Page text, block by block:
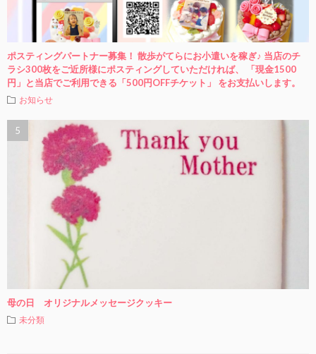
ポスティングパートナー募集！ 散歩がてらにお小遣いを稼ぎ♪ 当店のチ
ラシ300枚をご近所様にポスティングしていただければ、 「現金1500
円」と当店でご利用できる「500円OFFチケット」 をお支払いします。
お知らせ
母の日 オリジナルメッセージクッキー
未分類